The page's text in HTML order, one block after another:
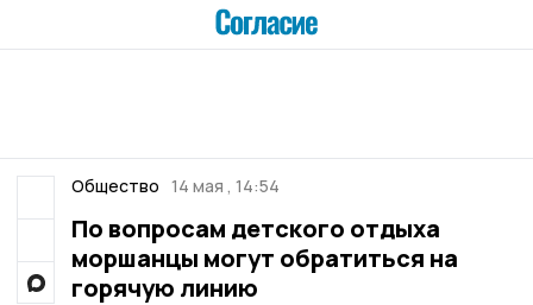
Общество 14 мая , 14:54
По вопросам детского отдыха
моршанцы могут обратиться на
горячую линию